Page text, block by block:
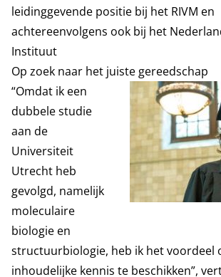
leidinggevende positie bij het RIVM en
achtereenvolgens ook bij het
Instituut
Op zoek naar het juiste gereedschap
“Omdat ik een
dubbele studie
aan de
Universiteit
Utrecht heb
gevolgd, namelijk
moleculaire
biologie en
structuurbiologie, heb ik het voordeel
inhoudelijke kennis te beschikken”,